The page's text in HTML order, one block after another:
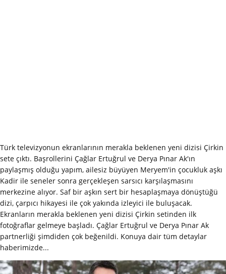
Türk televizyonun ekranlarının merakla beklenen yeni dizisi Çirkin
sete çıktı. Başrollerini Çağlar Ertuğrul ve Derya Pınar Ak'ın
paylaşmış olduğu yapım, ailesiz büyüyen Meryem'in çocukluk aşkı
Kadir ile seneler sonra gerçekleşen sarsıcı karşılaşmasını
merkezine alıyor. Saf bir aşkın sert bir hesaplaşmaya dönüştüğü
dizi, çarpıcı hikayesi ile çok yakında izleyici ile buluşacak.
Ekranların merakla beklenen yeni dizisi Çirkin setinden ilk
fotoğraflar gelmeye başladı. Çağlar Ertuğrul ve Derya Pınar Ak
partnerliği şimdiden çok beğenildi. Konuya dair tüm detaylar
haberimizde...